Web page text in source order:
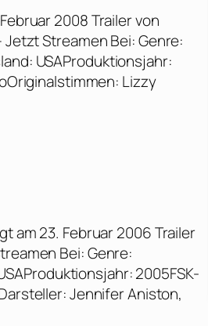
2008 Trailer von
Streamen Bei: Genre:
USAProduktionsjahr:
Lizzy
23. Februar 2006 Trailer
Bei: Genre:
2005FSK-
Jennifer Aniston,